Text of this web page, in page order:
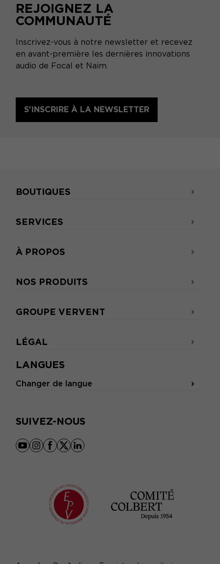
REJOIGNEZ LA
COMMUNAUTÉ
Inscrivez-vous à notre newsletter et recevez
en avant-première les dernières innovations
audio de Focal et Naim.
S'INSCRIRE À LA NEWSLETTER
LANGUES
Changer de langue
SUIVEZ-NOUS
youtube
instagram
facebook
x linkedin
BOUTIQUES
SERVICES
À PROPOS
NOS PRODUITS
GROUPE VERVENT
LÉGAL